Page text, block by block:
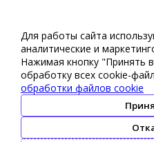
сайт носит исключительно
Любое использование либо
или подборки материалов
оформления запрещено
Политика обработки
обработки файлов cookie•
•Условия обработки
Для работы сайта
аналитические и
Нажимая кнопку "Принять
обработку всех cookie-
обработки файлов cookie